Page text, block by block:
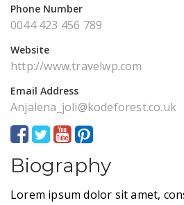
Phone Number
0044 423 456 789
Website
http://www.travelwp.com
Email Address
Anjalena_joli@kodeforest.co.uk
Biography
Lorem ipsum dolor sit amet,